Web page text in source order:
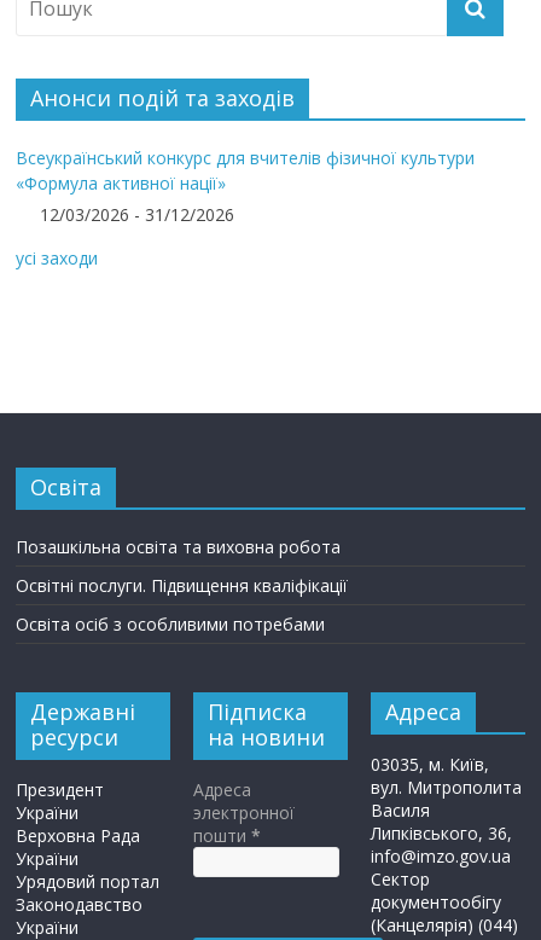
Анонси подій та заходів
Всеукраїнський конкурс для вчителів фізичної культури
«Формула активної нації»
12/03/2026 - 31/12/2026
усі заходи
Освіта
Позашкільна освіта та виховна робота
Освітні послуги. Підвищення кваліфікації
Освіта осіб з особливими потребами
Державні
ресурси
Президент
України
Верховна Рада
України
Урядовий портал
Законодавство
України
Підписка
на новини
Адреса
электронної
пошти*
Адреса
03035, м. Київ,
вул. Митрополита
Василя
Липківського, 36,
info@imzo.gov.ua
Сектор
документообігу
(Канцелярія) (044)